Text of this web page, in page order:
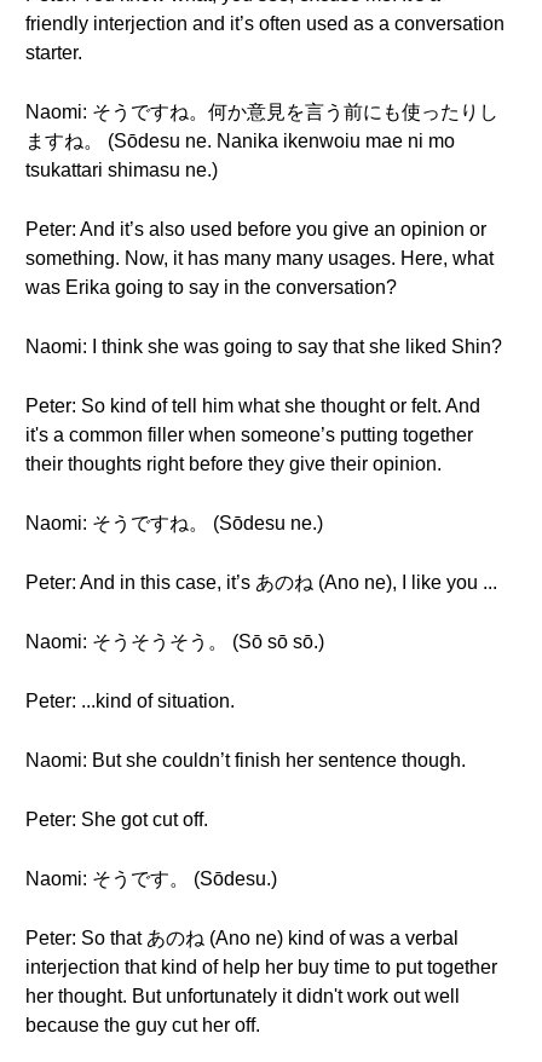
friendly interjection and it’s often used as a conversation
starter.
Naomi: そうですね。何か意見を言う前にも使ったりし
ますね。 (Sōdesu ne. Nanika ikenwoiu mae ni mo
tsukattari shimasu ne.)
Peter: And it’s also used before you give an opinion or
something. Now, it has many many usages. Here, what
was Erika going to say in the conversation?
Naomi: I think she was going to say that she liked Shin?
Peter: So kind of tell him what she thought or felt. And
it's a common filler when someone’s putting together
their thoughts right before they give their opinion.
Naomi: そうですね。 (Sōdesu ne.)
Peter: And in this case, it’s あのね (Ano ne), I like you ...
Naomi: そうそうそう。 (Sō sō sō.)
Peter: ...kind of situation.
Naomi: But she couldn’t finish her sentence though.
Peter: She got cut off.
Naomi: そうです。 (Sōdesu.)
Peter: So that あのね (Ano ne) kind of was a verbal
interjection that kind of help her buy time to put together
her thought. But unfortunately it didn't work out well
because the guy cut her off.